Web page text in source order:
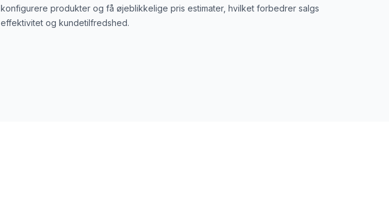
konfigurere produkter og få øjeblikkelige pris estimater, hvilket forbedrer salgs
effektivitet og kundetilfredshed.